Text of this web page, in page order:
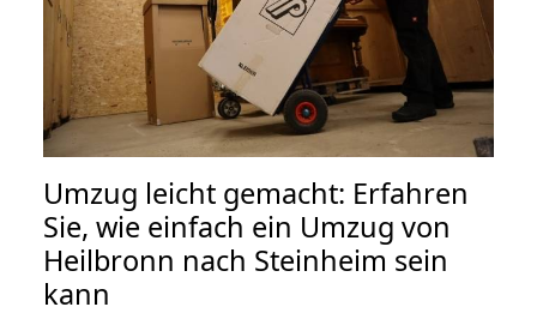
Umzug leicht gemacht: Erfahren
Sie, wie einfach ein Umzug von
Heilbronn nach Steinheim sein
kann